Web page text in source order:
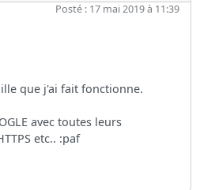
Posté : 17 mai 2019 à 11:39
que j'ai fait fonctionne.
avec toutes leurs
etc.. :paf